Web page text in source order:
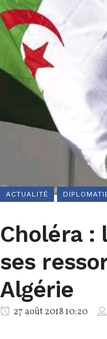
ACTUALITÉ
Choléra :
ses
Algérie
27 août 2018 10:20